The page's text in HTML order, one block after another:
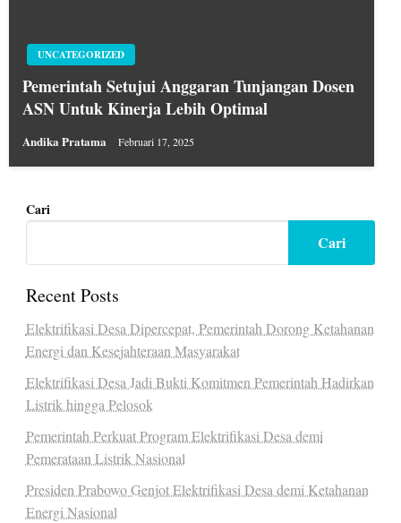
UNCATEGORIZED
Pemerintah Setujui Anggaran Tunjangan Dosen
ASN Untuk Kinerja Lebih Optimal
Andika Pratama Februari 17, 2025
Cari
Cari
Recent Posts
Elektrifikasi Desa Dipercepat, Pemerintah Dorong Ketahanan
Energi dan Kesejahteraan Masyarakat
Elektrifikasi Desa Jadi Bukti Komitmen Pemerintah Hadirkan
Listrik hingga Pelosok
Pemerintah Perkuat Program Elektrifikasi Desa demi
Pemerataan Listrik Nasional
Presiden Prabowo Genjot Elektrifikasi Desa demi Ketahanan
Energi Nasional